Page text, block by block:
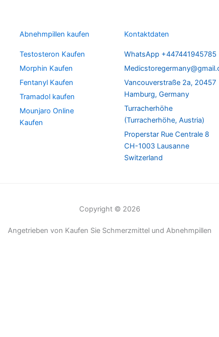
Abnehmpillen kaufen
Testosteron Kaufen
Morphin Kaufen
Fentanyl Kaufen
Tramadol kaufen
Mounjaro Online
Kaufen
Kontaktdaten
WhatsApp +447441945785
Vancouverstraße 2a, 20457
Hamburg, Germany
Turracherhöhe
(Turracherhöhe, Austria)
Properstar Rue Centrale 8
CH-1003 Lausanne
Switzerland
Copyright © 2026
Angetrieben von Kaufen Sie Schmerzmittel und Abnehmpillen